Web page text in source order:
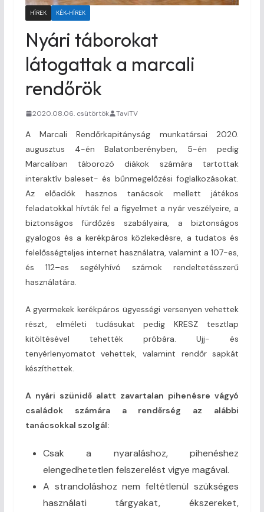
HÍREK KÉK-HÍREK
Nyári táborokat
látogattak a marcali
rendőrök
2020.08.06. csütörtök TaviTV
A Marcali Rendőrkapitányság munkatársai 2020.
augusztus 4-én Balatonberényben, 5-én pedig
Marcaliban táborozó diákok számára tartottak
interaktív baleset- és bűnmegelőzési foglalkozásokat.
Az előadók hasznos tanácsok mellett játékos
feladatokkal hívták fel a figyelmet a nyár veszélyeire, a
biztonságos fürdőzés szabályaira, a biztonságos
gyalogos és a kerékpáros közlekedésre, a tudatos és
felelősségteljes internet használatra, valamint a 107-es,
és 112–es segélyhívó számok rendeltetésszerű
használatára.
A gyermekek kerékpáros ügyességi versenyen vehettek
részt, elméleti tudásukat pedig KRESZ tesztlap
kitöltésével tehették próbára. Ujj- és
tenyérlenyomatot vehettek, valamint rendőr sapkát
készíthettek.
A nyári szünidő alatt zavartalan pihenésre vágyó
családok számára a rendőrség az alábbi
tanácsokkal szolgál:
Csak a nyaraláshoz, pihenéshez
elengedhetetlen felszerelést vigye magával.
A strandoláshoz nem feltétlenül szükséges
használati tárgyakat, ékszereket,